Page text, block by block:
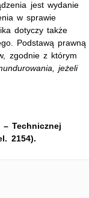
jest wydanie
w sprawie
dotyczy także
Podstawą prawną
zgodnie z którym
jeżeli
Technicznej
2154).